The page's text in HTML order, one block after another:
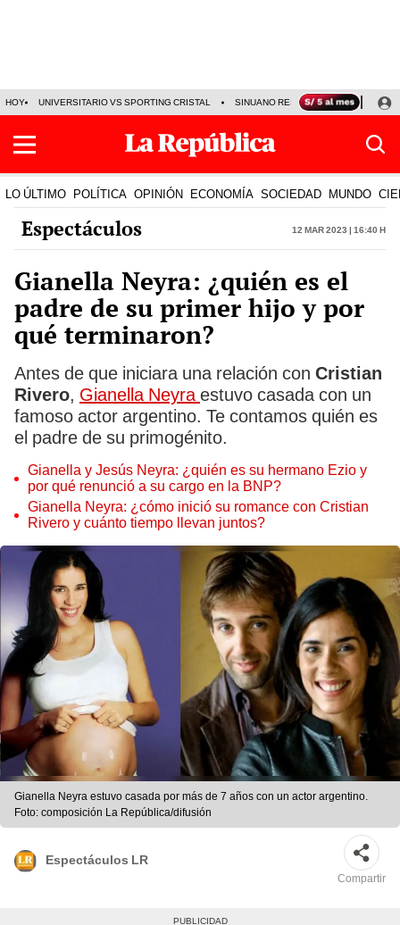
HOY UNIVERSITARIO VS SPORTING CRISTAL SINUANO RESULTADOS HOY
LO ÚLTIMO POLÍTICA OPINIÓN ECONOMÍA SOCIEDAD MUNDO
Espectáculos 12 Mar 2023 | 16:40 h
Gianella Neyra: ¿quién es el
padre de su primer hijo y por
qué terminaron?
Antes de que iniciara una relación con Cristian
Rivero, Gianella Neyraestuvo casada con un
famoso actor argentino. Te contamos quién es
el padre de su primogénito.
Gianella y Jesús Neyra: ¿quién es su hermano Ezio y
por qué renunció a su cargo en la BNP?
Gianella Neyra: ¿cómo inició su romance con Cristian
Rivero y cuánto tiempo llevan juntos?
Gianella Neyra estuvo casada por más de 7 años con un actor argentino.
Foto: composición La República/difusión
Espectáculos LR
Compartir